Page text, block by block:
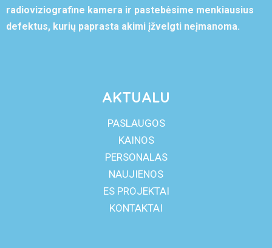
radioviziografine kamera ir pastebėsime menkiausius
defektus, kurių paprasta akimi įžvelgti neįmanoma.
AKTUALU
PASLAUGOS
KAINOS
PERSONALAS
NAUJIENOS
ES PROJEKTAI
KONTAKTAI